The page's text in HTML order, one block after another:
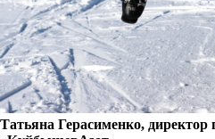
Татьяна Герасименко,